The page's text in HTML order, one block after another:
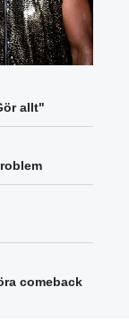
allt"
comeback